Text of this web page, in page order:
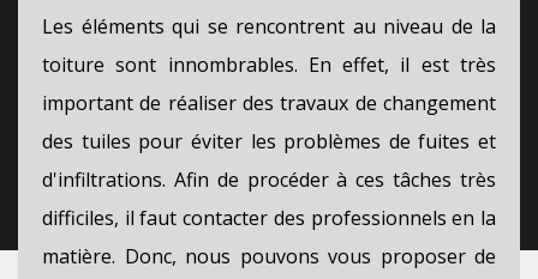
Les éléments qui se rencontrent au niveau de la
toiture sont innombrables. En effet, il est très
important de réaliser des travaux de changement
des tuiles pour éviter les problèmes de fuites et
d'infiltrations. Afin de procéder à ces tâches très
difficiles, il faut contacter des professionnels en la
matière. Donc, nous pouvons vous proposer de